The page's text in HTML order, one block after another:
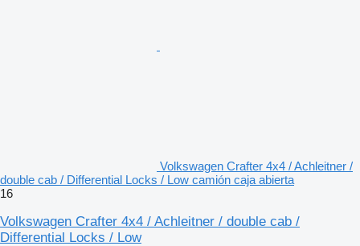
Volkswagen Crafter 4x4 / Achleitner /
double cab / Differential Locks / Low camión caja abierta
16
Volkswagen Crafter 4x4 / Achleitner / double cab /
Differential Locks / Low